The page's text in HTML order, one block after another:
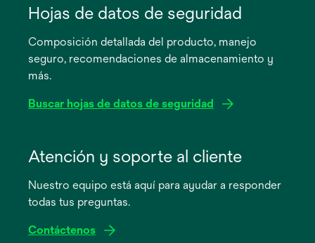
abre
pestaña
nueva
Hojas de datos de seguridad
Composición detallada del producto, manejo
seguro, recomendaciones de almacenamiento y
más.
Buscar hojas de datos de seguridad
abre
pestaña
Atención y soporte al cliente
Nuestro equipo está aquí para ayudar a responder
todas tus preguntas.
Contáctenos